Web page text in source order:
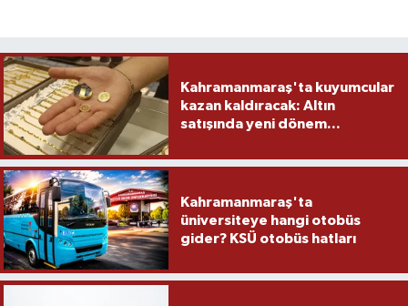
Kahramanmaraş'ta kuyumcular
kazan kaldıracak: Altın
satışında yeni dönem...
Kahramanmaraş'ta
üniversiteye hangi otobüs
gider? KSÜ otobüs hatları